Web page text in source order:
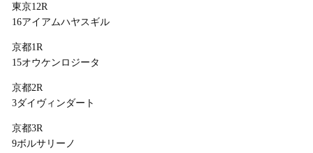
東京12R
16アイアムハヤスギル
京都1R
15オウケンロジータ
京都2R
3ダイヴィンダート
京都3R
9ボルサリーノ